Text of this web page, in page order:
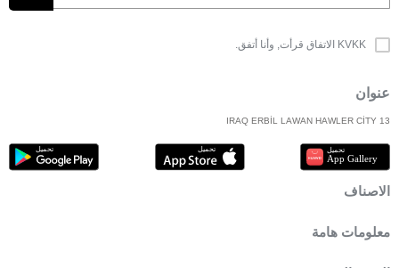
KVKK الاتفاق قرأت, وأنا أتفق.
عنوان
IRAQ ERBİL LAWAN HAWLER CİTY 13
الاصناف
معلومات هامة